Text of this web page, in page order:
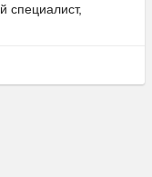
специалист,